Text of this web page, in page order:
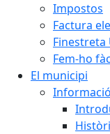
Impostos
Factura
Finestreta
Fem-ho
El municipi